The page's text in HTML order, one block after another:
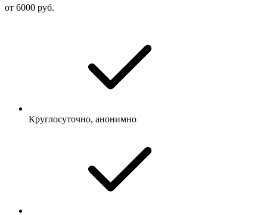
от 6000 руб.
Круглосуточно, анонимно